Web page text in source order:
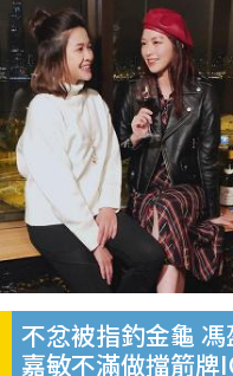
不忿被指釣金龜
嘉敏不滿做擋箭牌